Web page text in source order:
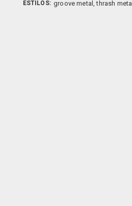
ESTILOS: groove metal, thrash metal